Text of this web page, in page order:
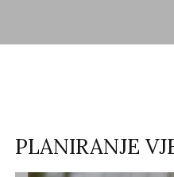
PLANIRANJE